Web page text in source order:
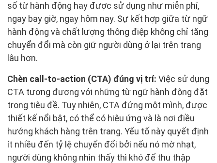
số từ hành động hay được sử dụng như miễn phí,
ngay bay giờ, ngay hôm nay. Sự kết hợp giữa từ ngữ
hành động và chất lượng thông điệp không chỉ tăng
chuyển đổi mà còn giữ người dùng ở lại trên trang
lâu hơn.
Chèn call-to-action (CTA) đúng vị trí: Việc sử dụng
CTA tương đương với những từ ngữ hành động đặt
trong tiêu đề. Tuy nhiên, CTA đứng một mình, được
thiết kế nổi bật, có thể có hiệu ứng và là nơi điều
hướng khách hàng trên trang. Yếu tố này quyết định
ít nhiều đến tỷ lệ chuyển đổi bởi nếu nó mờ nhạt,
người dùng không nhìn thấy thì khó để thu thập